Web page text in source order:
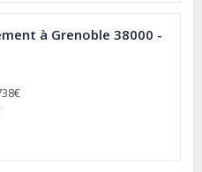
à Grenoble 38000 -